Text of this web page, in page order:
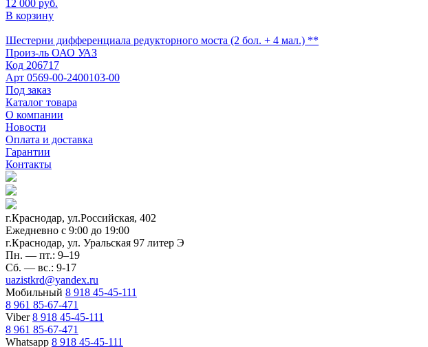
12 000 руб.
В корзину
Шестерни дифференциала редукторного моста (2 бол. + 4 мал.) **
Произ-ль ОАО УАЗ
Код 206717
Арт 0569-00-2400103-00
Под заказ
Каталог товара
О компании
Новости
Оплата и доставка
Гарантии
Контакты
г.Краснодар, ул.Российская, 402
Ежедневно c 9:00 до 19:00
г.Краснодар, ул. Уральская 97 литер Э
Пн. — пт.: 9–19
Сб. — вс.: 9-17
uazistkrd@yandex.ru
Мобильный 8 918 45-45-111
8 961 85-67-471
Viber8 918 45-45-111
8 961 85-67-471
Whatsapp 8 918 45-45-111